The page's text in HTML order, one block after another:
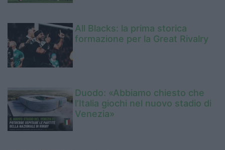
All Blacks: la prima storica
formazione per la Great Rivalry
Duodo: «Abbiamo chiesto che
l’Italia giochi nel nuovo stadio di
Venezia»